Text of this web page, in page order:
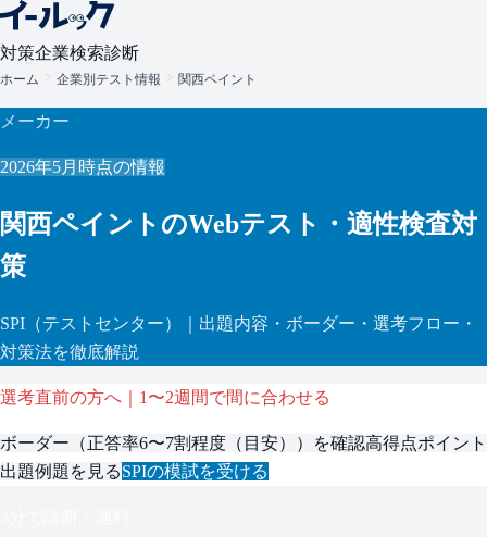
対策企業検索診断
ホーム 企業別テスト情報 関西ペイント
メーカー
2026年5月 時点の情報
関西ペイント のWebテスト・適性検査対
策
SPI （テストセンター）
｜出題内容・ボーダー・選考フロー・
対策法を徹底解説
選考直前の方へ｜1〜2週間で間に合わせる
ボーダー（正答率6〜7割程度（目安） ）を確認高得点ポイント
出題例題を見るSPIの模試を受ける